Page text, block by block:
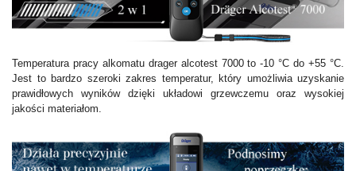
Temperatura pracy alkomatu drager alcotest 7000 to -10 °C do +55 °C.
Jest to bardzo szeroki zakres temperatur, który umożliwia uzyskanie
prawidłowych wyników dzięki układowi grzewczemu oraz wysokiej
jakości materiałom.